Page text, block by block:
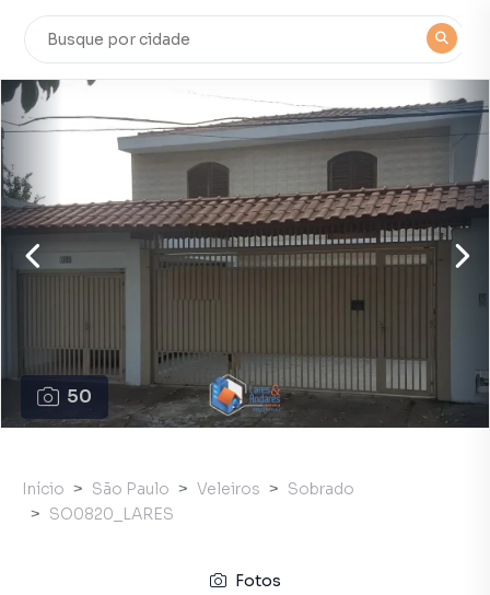
50
Início São Paulo Veleiros
Sobrado
SO0820_LARES
Fotos